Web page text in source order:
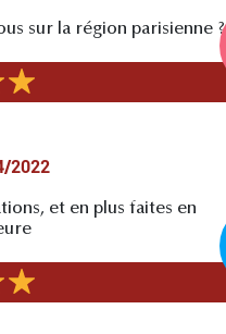
sur la région parisienne ?
2022
et en plus faites en